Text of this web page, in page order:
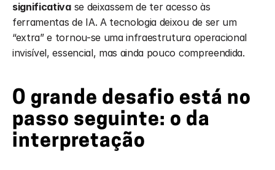
significativa se deixassem de ter acesso às
ferramentas de IA. A tecnologia deixou de ser um
“extra” e tornou-se uma infraestrutura operacional
invisível, essencial, mas ainda pouco compreendida.
O grande desafio está no
passo seguinte: o da
interpretação